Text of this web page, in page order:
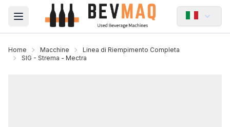
Open main menu
Home Macchine
Linea di Riempimento Completa
SIG - Strema - Mectra